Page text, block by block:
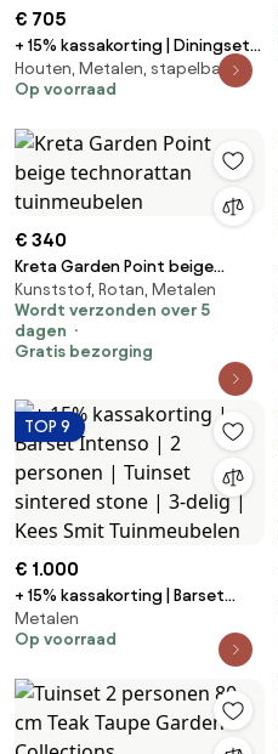
€ 705
+ 15% kassakorting | Diningset
Manifesto | 2 personen
teakhout | Tuinset stapelbaar |
Tuinmeubelen
Houten, Metalen, stapelbare
Op voorraad
€ 340
Kreta Garden Point beige
technorattan tuinmeubelen
Kunststof, Rotan, Metalen
Wordt verzonden over 5
dagen
Gratis bezorging
TOP 9
€ 1.000
+ 15% kassakorting | Barset
Intenso | 2 personen | Tuinset
sintered stone | 3-delig | Kees
Metalen
Op voorraad